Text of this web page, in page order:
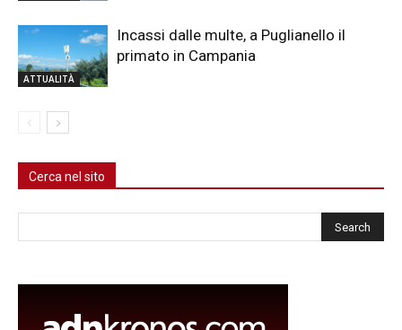
ATTUALITÀ
Incassi dalle multe, a Puglianello il
primato in Campania
Cerca nel sito